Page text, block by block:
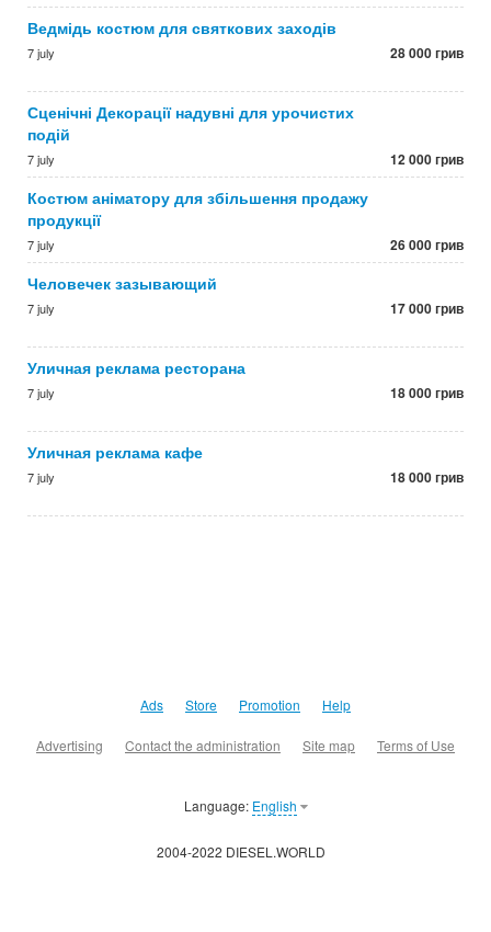
Ведмідь костюм для святкових заходів
7 july 28 000 грив
Сценічні Декорації надувні для урочистих
подій
7 july 12 000 грив
Костюм аніматору для збільшення продажу
продукції
7 july 26 000 грив
Человечек зазывающий
7 july 17 000 грив
Уличная реклама ресторана
7 july 18 000 грив
Уличная реклама кафе
7 july 18 000 грив
Ads Store Promotion Help
Advertising Contact the administration Site map Terms of Use
Language: English
2004-2022 DIESEL.WORLD